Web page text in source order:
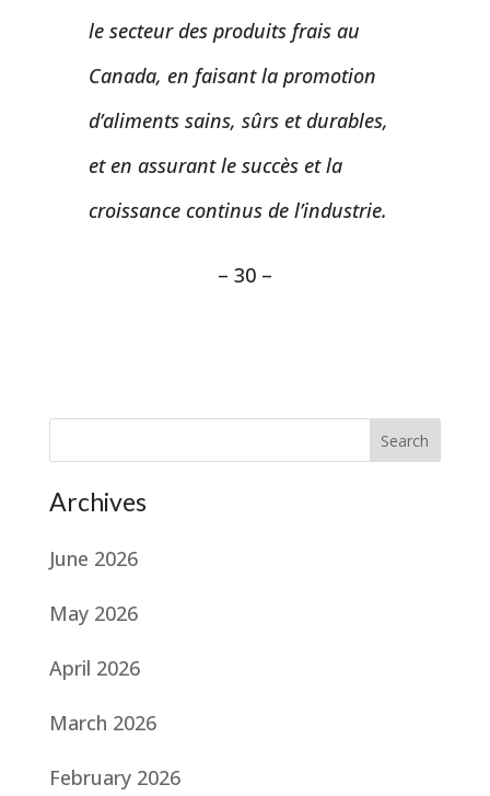
le secteur des produits frais au
Canada, en faisant la promotion
d’aliments sains, sûrs et durables,
et en assurant le succès et la
croissance continus de l’industrie.
– 30 –
Search
Archives
June 2026
May 2026
April 2026
March 2026
February 2026